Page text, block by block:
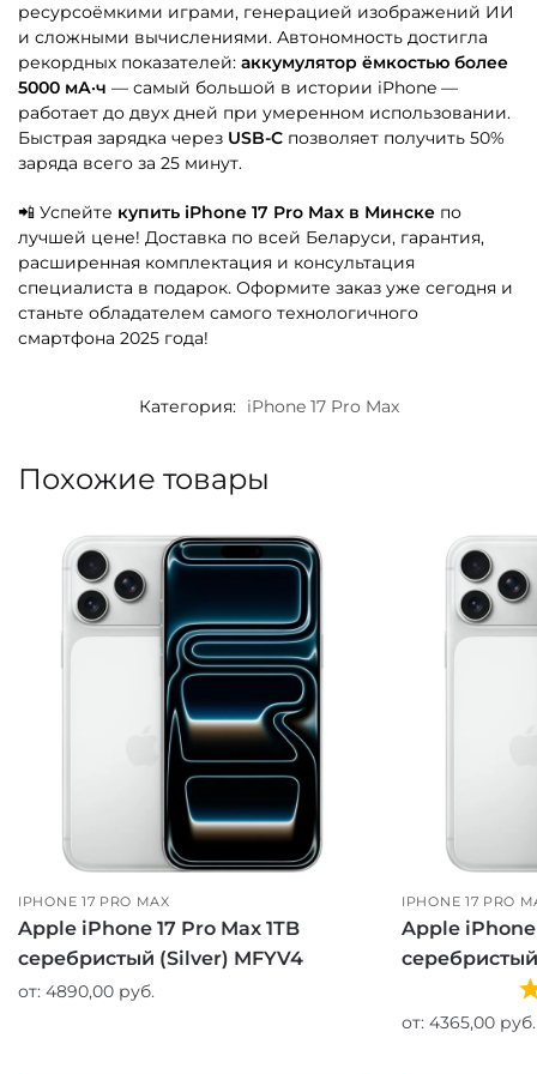
ресурсоёмкими играми, генерацией изображений ИИ
и сложными вычислениями. Автономность достигла
рекордных показателей: аккумулятор ёмкостью более
5000 мА·ч — самый большой в истории iPhone —
работает до двух дней при умеренном использовании.
Быстрая зарядка через USB-C позволяет получить 50%
заряда всего за 25 минут.
📲 Успейте купить iPhone 17 Pro Max в Минске по
лучшей цене! Доставка по всей Беларуси, гарантия,
расширенная комплектация и консультация
специалиста в подарок. Оформите заказ уже сегодня и
станьте обладателем самого технологичного
смартфона 2025 года!
Категория: iPhone 17 Pro Max
Похожие товары
IPHONE 17 PRO MAX
Apple iPhone 17 Pro Max 1TB
серебристый (Silver) MFYV4
от: 4890,00 руб.
IPHONE 17 PRO
Apple iPhone
от: 4365,00 руб.